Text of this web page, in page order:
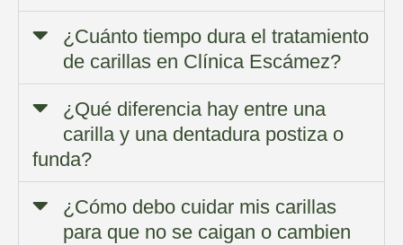
¿Cuánto tiempo dura el tratamiento
de carillas en Clínica Escámez?
¿Qué diferencia hay entre una
carilla y una dentadura postiza o
funda?
¿Cómo debo cuidar mis carillas
para que no se caigan o cambien